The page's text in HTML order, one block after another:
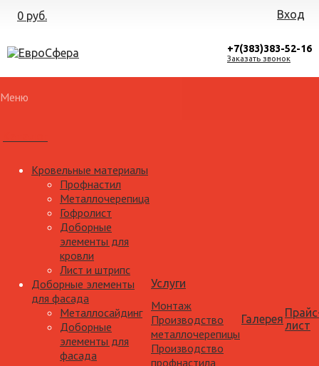
0 руб. Вход
+7(383)383-52-16
Заказать звонок
Меню
Кровельные материалы
Профнастил
Металлочерепица
Гофролист
Доборные
элементы для
кровли
Лист и штрипс
Доборные элементы
для фасада
Металлосайдинг
Доборные
элементы для
фасада
Услуги
Монтаж
Производство
металлочерепицы
Производство
профнастила
Галерея лист